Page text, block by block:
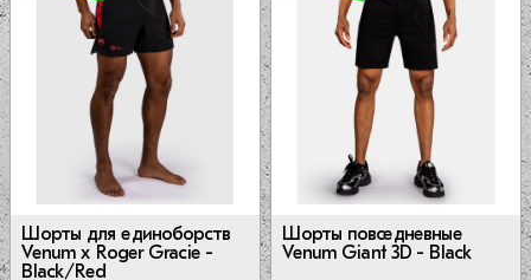
Шорты для единоборств
Venum x Roger Gracie -
Black/Red
Шорты повседневные
Venum Giant 3D - Black